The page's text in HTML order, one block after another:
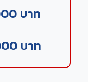
บาท
บาท